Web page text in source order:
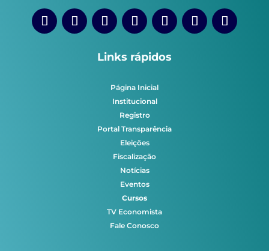
Links rápidos
Página Inicial
Institucional
Registro
Portal Transparência
Eleições
Fiscalização
Notícias
Eventos
Cursos
TV Economista
Fale Conosco